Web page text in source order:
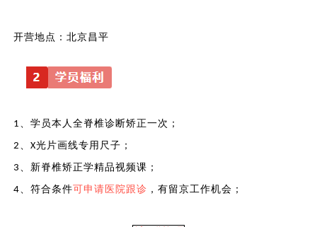
开营地点：北京昌平
1 、学员本人全脊椎诊断矫正一次；
2 、 X光片画线专用尺子；
3 、新脊椎矫正学精品视频课；
4、符合条件可申请医院跟诊 ，有留京工作机会；